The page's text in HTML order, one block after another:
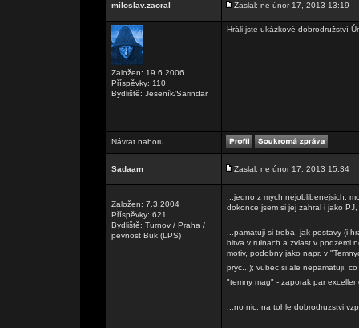
miloslav.zaoral Zaslal: ne únor 17, 2013 13:19
Založen: 19.6.2006
Příspěvky: 110
Bydliště: Jeseník/Sarindar
Hráli jste ukázkové dobrodružství
Návrat nahoru
Sadaam Zaslal: ne únor 17, 2013 15:34
Založen: 7.3.2004
Příspěvky: 621
Bydliště: Turnov / Praha /
pevnost Buk (LPS)
...jedno z mych nejoblibenejsich,
dokonce jsem si jej zahral i jako
...pamatuji si treba, jak postavy (i
bitva v ruinach a zvlast v podzemi
motiv, podobny jako napr. v
pryc...); vubec si ale nepamatuji,
"temny mag" - zaporak par
...no nic, na tohle dobrodruzstvi